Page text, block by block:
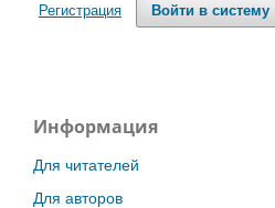
Войти в систему
Регистрация
Информация
Для читателей
Для авторов